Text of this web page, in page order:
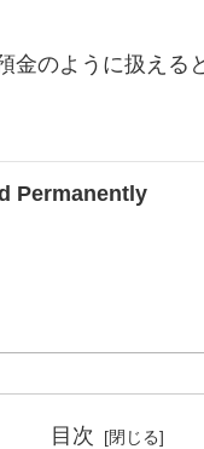
金のように扱える
Permanently
目次